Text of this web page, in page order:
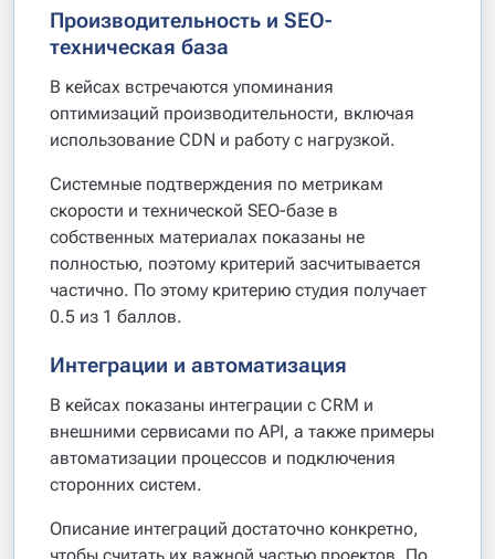
Производительность и SEO-
техническая база
В кейсах встречаются упоминания
оптимизаций производительности, включая
использование CDN и работу с нагрузкой.
Системные подтверждения по метрикам
скорости и технической SEO-базе в
собственных материалах показаны не
полностью, поэтому критерий засчитывается
частично. По этому критерию студия получает
0.5 из 1 баллов.
Интеграции и автоматизация
В кейсах показаны интеграции с CRM и
внешними сервисами по API, а также примеры
автоматизации процессов и подключения
сторонних систем.
Описание интеграций достаточно конкретно,